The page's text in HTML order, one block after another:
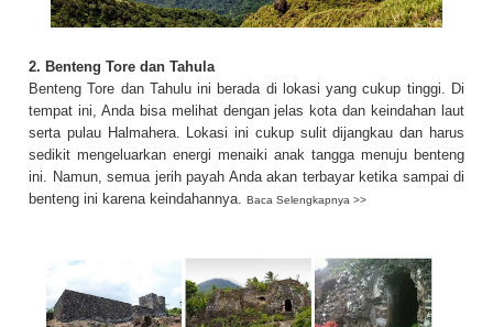
2. Benteng Tore dan Tahula
Benteng Tore dan Tahulu ini berada di lokasi yang cukup tinggi. Di
tempat ini, Anda bisa melihat dengan jelas kota dan keindahan laut
serta pulau Halmahera. Lokasi ini cukup sulit dijangkau dan harus
sedikit mengeluarkan energi menaiki anak tangga menuju benteng
ini. Namun, semua jerih payah Anda akan terbayar ketika sampai di
benteng ini karena keindahannya. Baca Selengkapnya >>